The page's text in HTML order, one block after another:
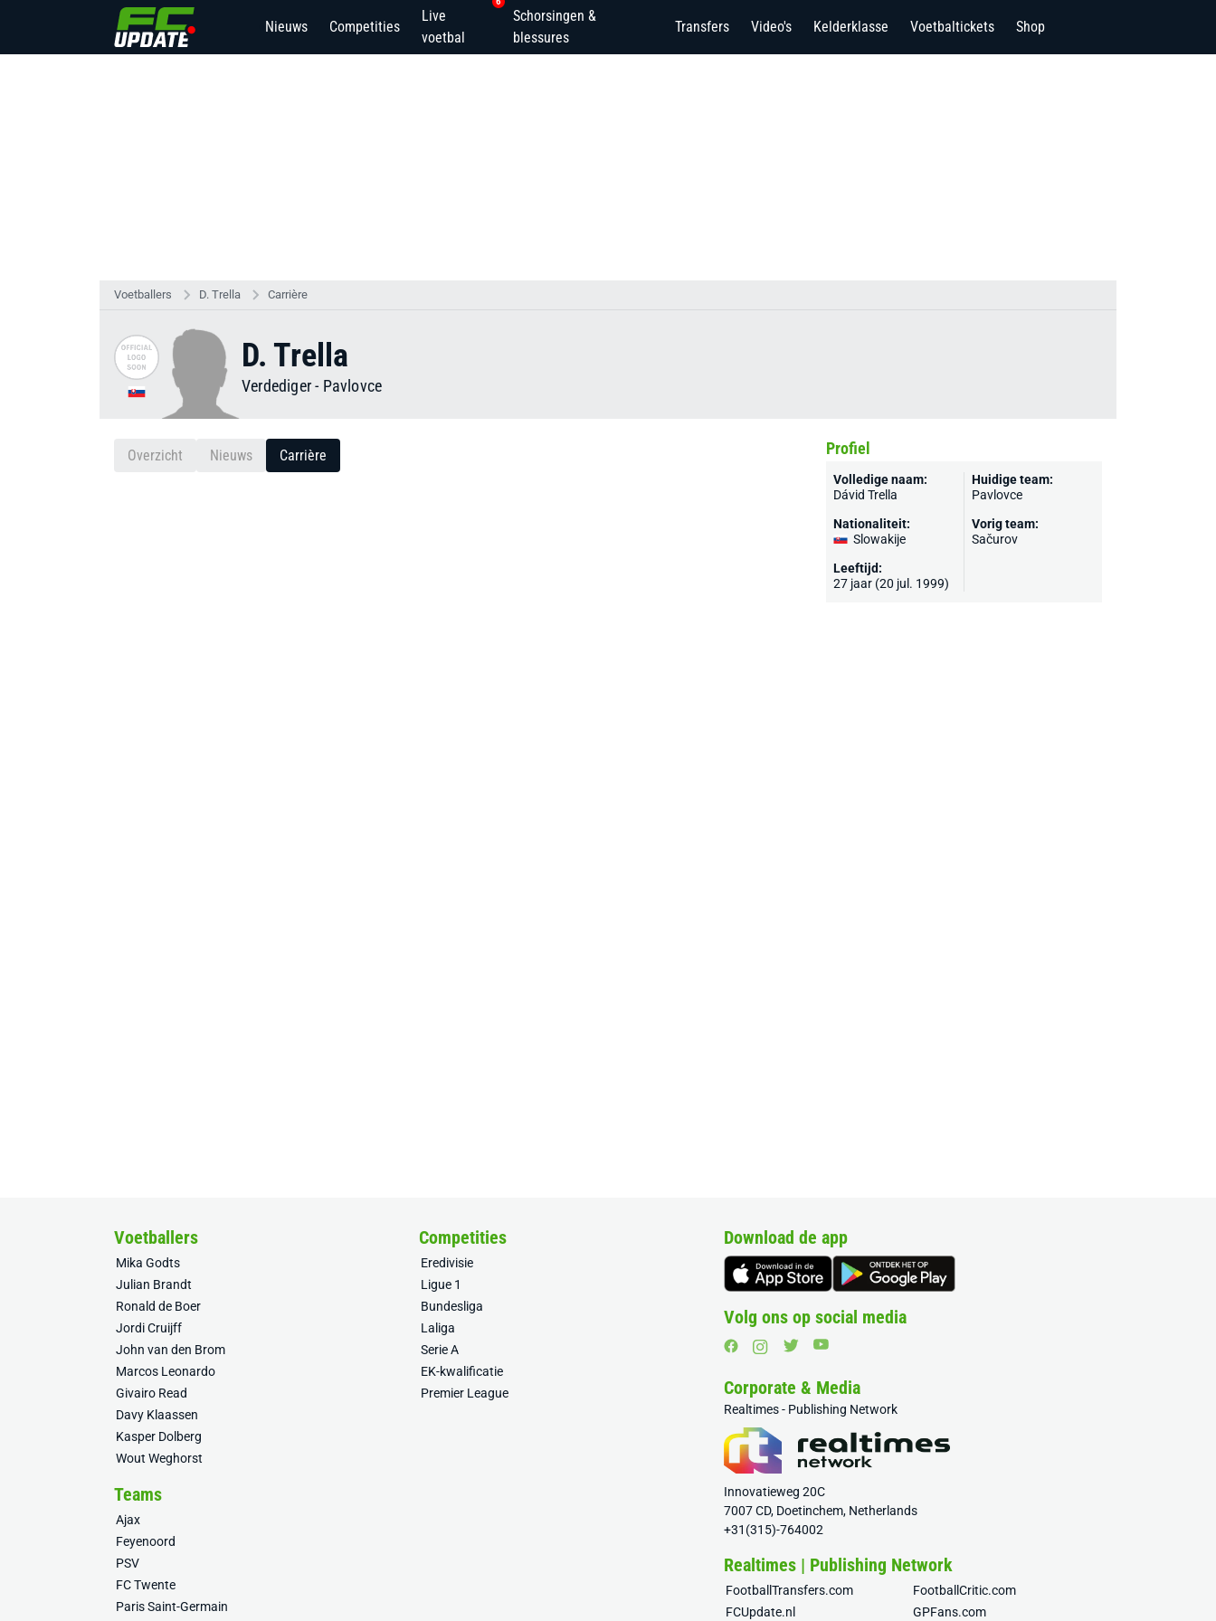
Nieuws Competities
Live
voetbal
Schorsingen &
blessures
Transfers Video's Kelderklasse Voetbaltickets Shop
Voetballers D. Trella Carrière
D. Trella
Verdediger- Pavlovce
Overzicht Nieuws Carrière Profiel
Volledige naam:
Dávid Trella
Nationaliteit:
Slowakije
Leeftijd:
27 jaar (20 jul. 1999)
Huidige team:
Pavlovce
Vorig team:
Sačurov
Voetballers
Mika Godts
Julian Brandt
Ronald de Boer
Jordi Cruijff
John van den Brom
Marcos Leonardo
Givairo Read
Davy Klaassen
Kasper Dolberg
Wout Weghorst
Competities
Eredivisie
Ligue 1
Bundesliga
Laliga
Serie A
EK-kwalificatie
Premier League
Teams
Ajax
Feyenoord
PSV
FC Twente
Paris Saint-Germain
Download de app
Volg ons op social media
Corporate & Media
Realtimes - Publishing Network
Innovatieweg 20C
7007 CD, Doetinchem, Netherlands
+31(315)-764002
Realtimes | Publishing Network
FootballTransfers.com
FootballCritic.com
FCUpdate.nl
GPFans.com